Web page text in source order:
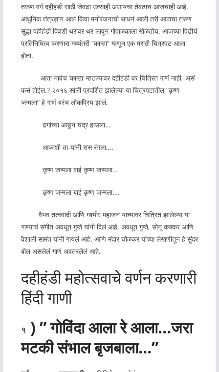
तरूण वर्ग दहीहंडी साठी जेवढा उत्साही असायचा तेवढाच आजचाही आहे.
आधुनिक तंत्रज्ञान आलं किंवा मनोरंजनाची साधनं आली तरी आजचा तरुण
सुद्धा दहीहंडी दिवशी थरावर थर लावून गोपाळकाला खेळतोच. आजच्या पिढीचं
प्रतिनिधित्व करणारा मध्यंतरी “कान्हा” म्हणून एक मराठी चित्रपट आला
होता.
आता नावंच ‘कान्हा’ म्हटल्यावर दहीहंडी वर चित्रित गाणं नाही, असं
कसं होईल.? २०१६ साली प्रदर्शित झालेल्या या चित्रपटातील “कृष्ण
जन्मला” हे गाणं बरंच लोकप्रिय झालं.
ढगांच्या आडून चंद्र हासला…
आकाशी ता-यांनी रास रंगला….
कृष्ण जन्मला बाई कृष्ण जन्मला…
कृष्ण जन्मला बाई कृष्ण जन्मला….
वैभव तत्ववादी आणि गश्मीर महाजन याच्यावर चित्रित झालेल्या या
गाण्याचं संगीत अवधूत गुप्ते यांनी दिलं आहे. अवधूत गुप्ते, सोनू कक्कर आणि
वैशाली सामंत यांनी गायलं आहे. आणि मंदार चोळकर यांच्या लेखणीतून हे सुंदर
बोल असलेलं गाणं अवतरलेलं आहे.
दहीहंडी महोत्सवाचे वर्णन करणारी
हिंदी गाणी
१ ) ” गोविंदा आला रे आला…जरा
मटकी संभाल बृजबाला…”